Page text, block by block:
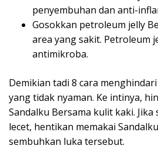
penyembuhan dan anti-
Gosokkan petroleum jelly
area yang sakit. Petroleum
antimikroba.
Demikian tadi 8 cara
yang tidak nyaman. Ke intinya,
Sandalku Bersama kulit kaki.
lecet, hentikan memakai
sembuhkan luka tersebut.